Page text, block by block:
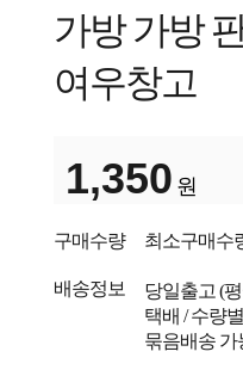
가방 가방
여우창고
1,350 원
구매수량 최소구매수
배송정보 당일출고 (
택배 / 수량
묶음배송 가